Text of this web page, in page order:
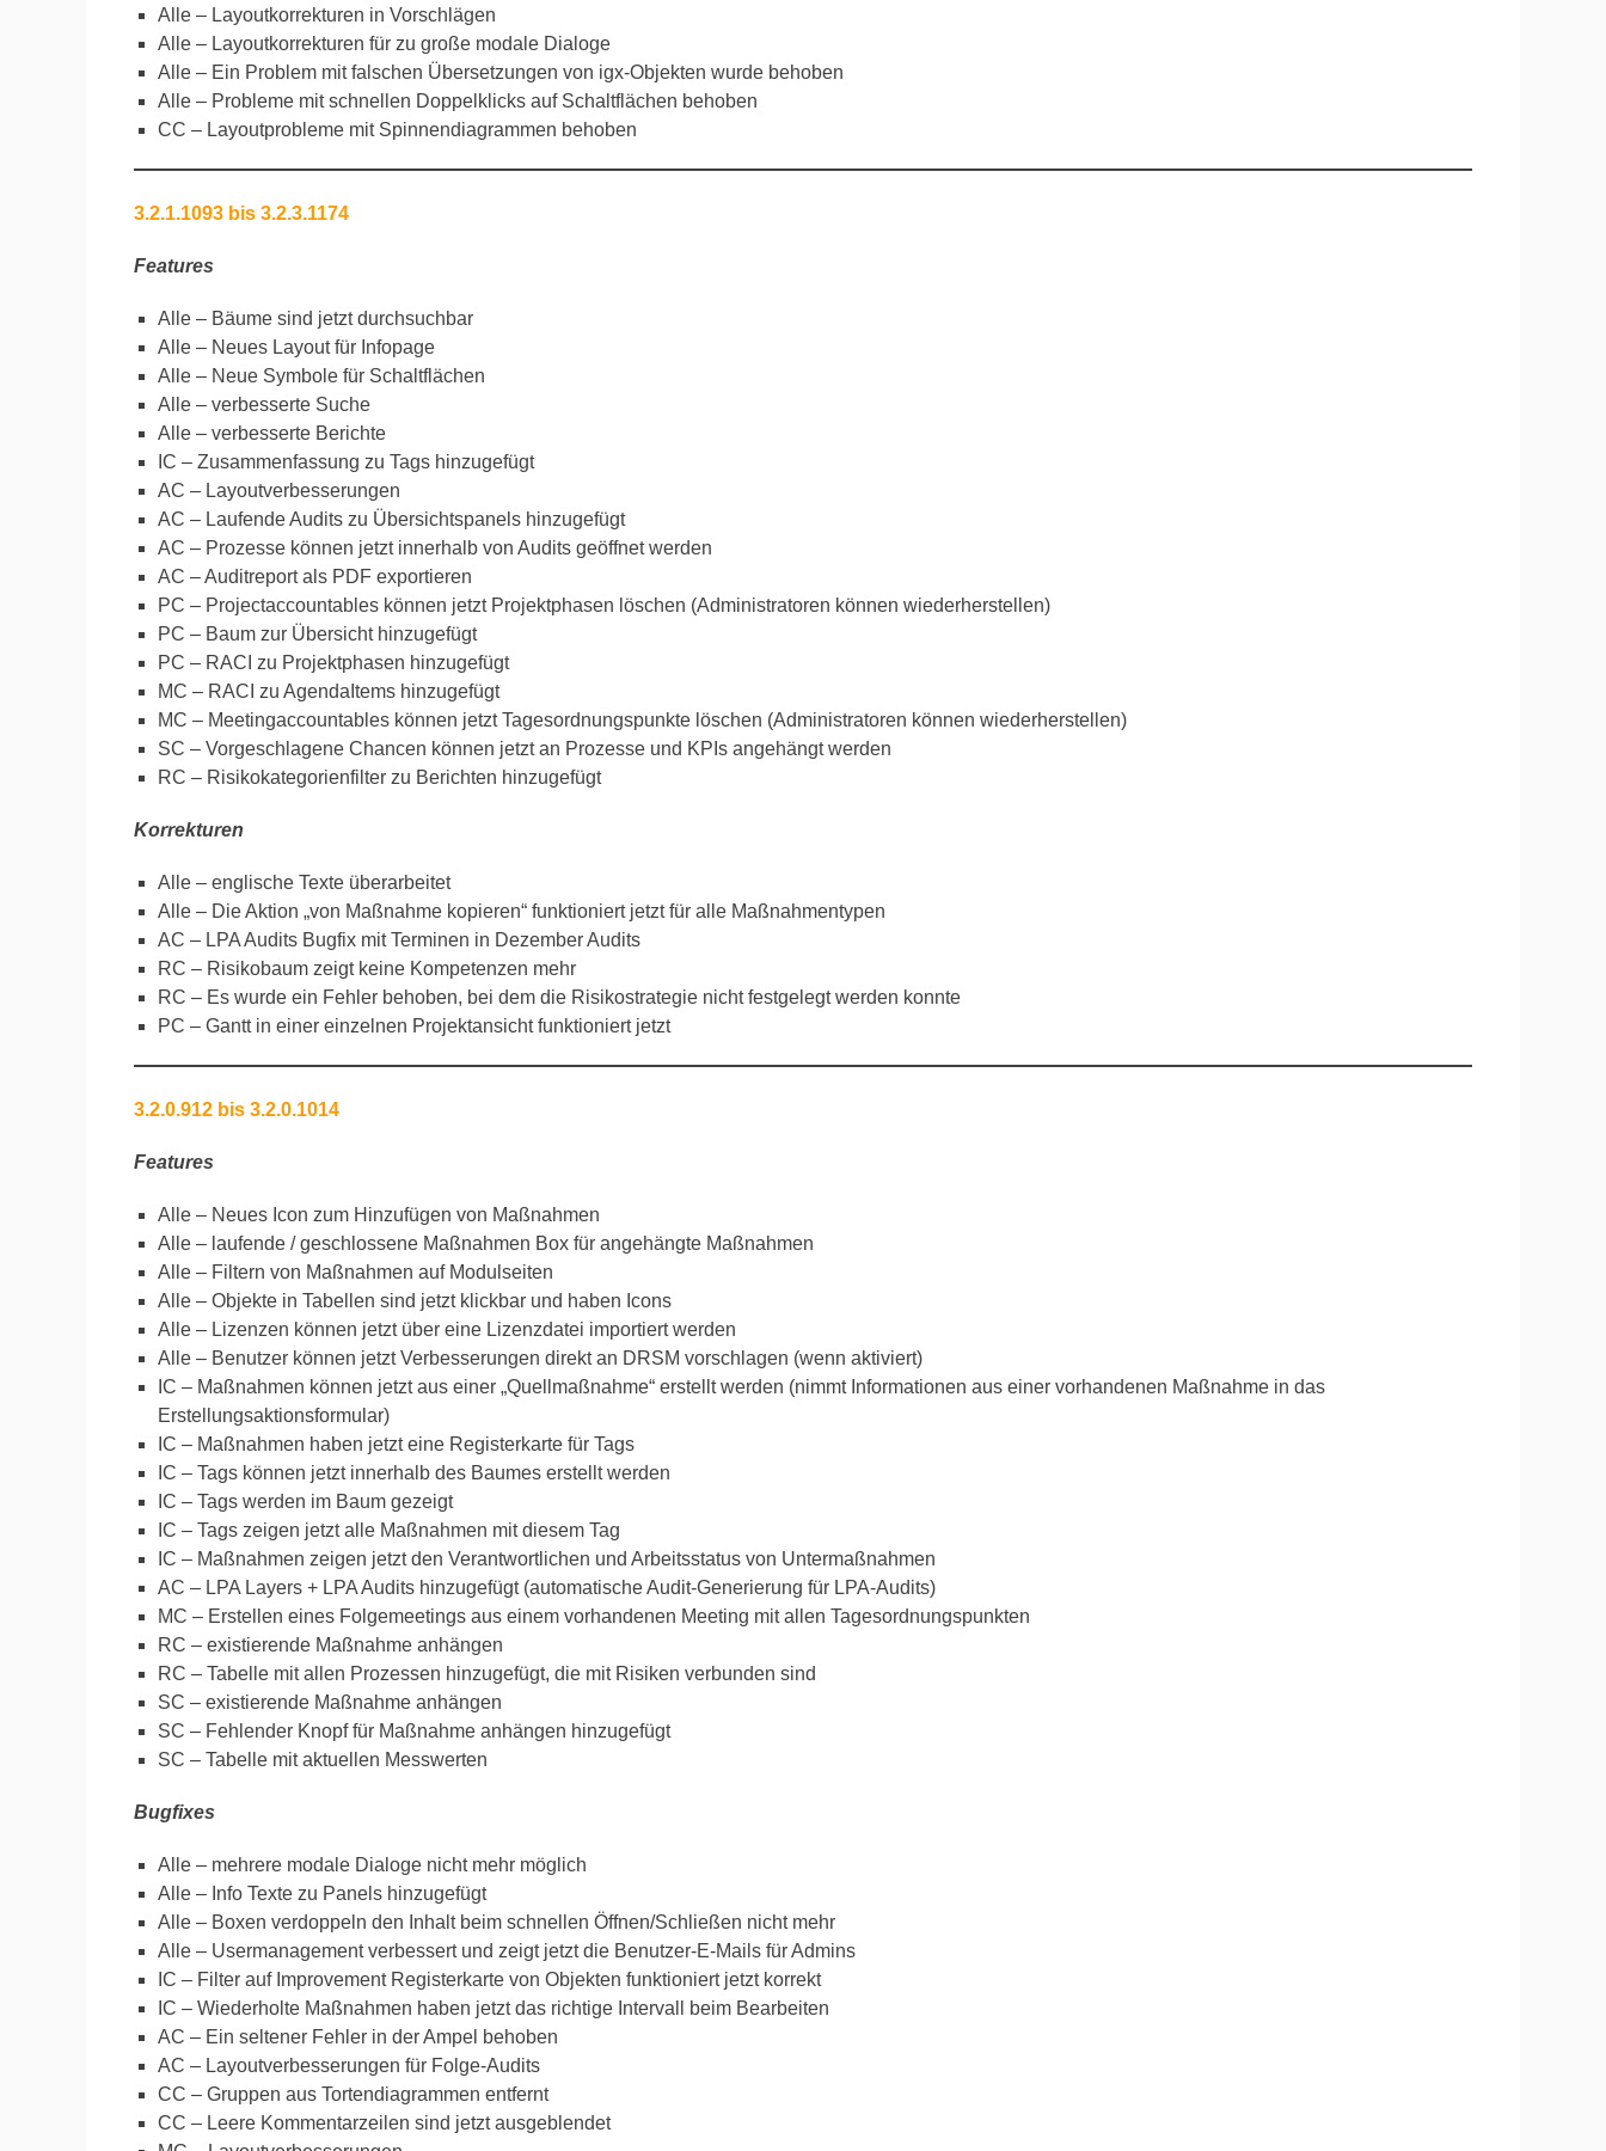
Alle – Layoutkorrekturen in Vorschlägen
Alle – Layoutkorrekturen für zu große modale Dialoge
Alle – Ein Problem mit falschen Übersetzungen von igx-Objekten wurde behoben
Alle – Probleme mit schnellen Doppelklicks auf Schaltflächen behoben
CC – Layoutprobleme mit Spinnendiagrammen behoben
3.2.1.1093 bis 3.2.3.1174
Features
Alle – Bäume sind jetzt durchsuchbar
Alle – Neues Layout für Infopage
Alle – Neue Symbole für Schaltflächen
Alle – verbesserte Suche
Alle – verbesserte Berichte
IC – Zusammenfassung zu Tags hinzugefügt
AC – Layoutverbesserungen
AC – Laufende Audits zu Übersichtspanels hinzugefügt
AC – Prozesse können jetzt innerhalb von Audits geöffnet werden
AC – Auditreport als PDF exportieren
PC – Projectaccountables können jetzt Projektphasen löschen (Administratoren können wiederherstellen)
PC – Baum zur Übersicht hinzugefügt
PC – RACI zu Projektphasen hinzugefügt
MC – RACI zu AgendaItems hinzugefügt
MC – Meetingaccountables können jetzt Tagesordnungspunkte löschen (Administratoren können wiederherstellen)
SC – Vorgeschlagene Chancen können jetzt an Prozesse und KPIs angehängt werden
RC – Risikokategorienfilter zu Berichten hinzugefügt
Korrekturen
Alle – englische Texte überarbeitet
Alle – Die Aktion „von Maßnahme kopieren“ funktioniert jetzt für alle Maßnahmentypen
AC – LPA Audits Bugfix mit Terminen in Dezember Audits
RC – Risikobaum zeigt keine Kompetenzen mehr
RC – Es wurde ein Fehler behoben, bei dem die Risikostrategie nicht festgelegt werden konnte
PC – Gantt in einer einzelnen Projektansicht funktioniert jetzt
3.2.0.912 bis 3.2.0.1014
Features
Alle – Neues Icon zum Hinzufügen von Maßnahmen
Alle – laufende / geschlossene Maßnahmen Box für angehängte Maßnahmen
Alle – Filtern von Maßnahmen auf Modulseiten
Alle – Objekte in Tabellen sind jetzt klickbar und haben Icons
Alle – Lizenzen können jetzt über eine Lizenzdatei importiert werden
Alle – Benutzer können jetzt Verbesserungen direkt an DRSM vorschlagen (wenn aktiviert)
IC – Maßnahmen können jetzt aus einer „Quellmaßnahme“ erstellt werden (nimmt Informationen aus einer vorhandenen Maßnahme in das
Erstellungsaktionsformular)
IC – Maßnahmen haben jetzt eine Registerkarte für Tags
IC – Tags können jetzt innerhalb des Baumes erstellt werden
IC – Tags werden im Baum gezeigt
IC – Tags zeigen jetzt alle Maßnahmen mit diesem Tag
IC – Maßnahmen zeigen jetzt den Verantwortlichen und Arbeitsstatus von Untermaßnahmen
AC – LPA Layers + LPA Audits hinzugefügt (automatische Audit-Generierung für LPA-Audits)
MC – Erstellen eines Folgemeetings aus einem vorhandenen Meeting mit allen Tagesordnungspunkten
RC – existierende Maßnahme anhängen
RC – Tabelle mit allen Prozessen hinzugefügt, die mit Risiken verbunden sind
SC – existierende Maßnahme anhängen
SC – Fehlender Knopf für Maßnahme anhängen hinzugefügt
SC – Tabelle mit aktuellen Messwerten
Bugfixes
Alle – mehrere modale Dialoge nicht mehr möglich
Alle – Info Texte zu Panels hinzugefügt
Alle – Boxen verdoppeln den Inhalt beim schnellen Öffnen/Schließen nicht mehr
Alle – Usermanagement verbessert und zeigt jetzt die Benutzer-E-Mails für Admins
IC – Filter auf Improvement Registerkarte von Objekten funktioniert jetzt korrekt
IC – Wiederholte Maßnahmen haben jetzt das richtige Intervall beim Bearbeiten
AC – Ein seltener Fehler in der Ampel behoben
AC – Layoutverbesserungen für Folge-Audits
CC – Gruppen aus Tortendiagrammen entfernt
CC – Leere Kommentarzeilen sind jetzt ausgeblendet